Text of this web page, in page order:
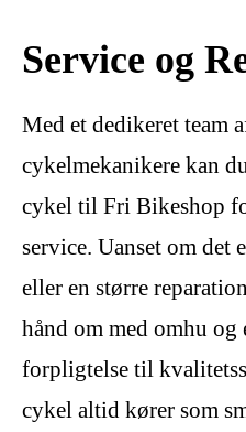
Service og
Med et dedikeret team
cykelmekanikere kan
cykel til Fri Bikeshop
service. Uanset om det
eller en større
hånd om med omhu
forpligtelse til
cykel altid kører som